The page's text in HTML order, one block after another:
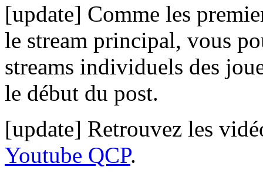
[update] Comme les
le stream principal, vous
streams individuels des
le début du post.
[update] Retrouvez les
Youtube QCP.